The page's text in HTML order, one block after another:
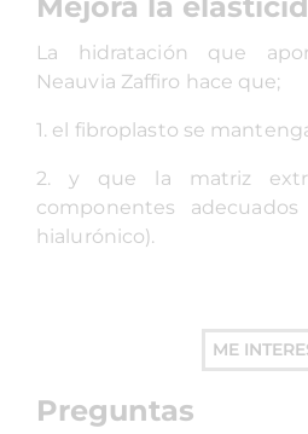
La hidratación que
Neauvia Zaffiro hace que;
1. el fibroplasto se
2. y que la matriz
componentes
hialurónico).
ME
Preguntas